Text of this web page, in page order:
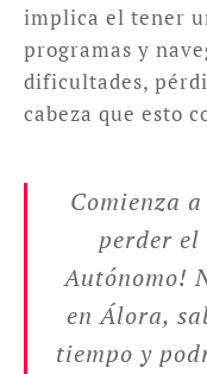
implica el tener
programas y
dificultades,
cabeza que esto
Comienza
perder
Autónomo!
en Álora,
tiempo y